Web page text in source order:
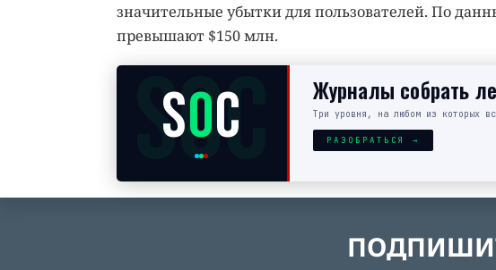
значительные убытки для пользователей. По
превышают $150 млн.
SOC
SOC Журналы собрать
Три уровня, на любом из которых
РАЗОБРАТЬСЯ →